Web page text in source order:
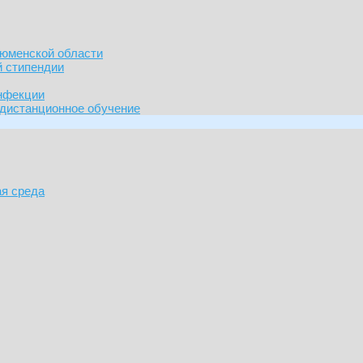
области
стипендии
обучение
среда